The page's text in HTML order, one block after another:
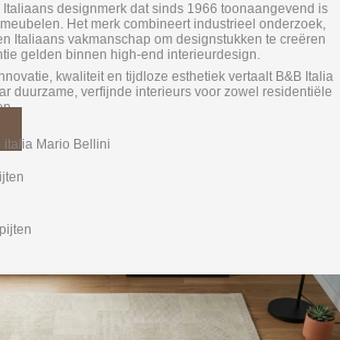
Italiaans designmerk dat sinds 1966 toonaangevend is
Het merk combineert industrieel onderzoek,
Italiaans vakmanschap om designstukken te creëren
gelden binnen high-end interieurdesign.
kwaliteit en tijdloze esthetiek vertaalt B&B Italia
duurzame, verfijnde interieurs voor zowel residentiële